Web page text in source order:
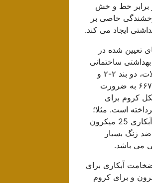
خط و خش
خاصی بر
ایجاد می کند.
تعیین شده در
ساختمانی
برای انواع شیرآلات، دو بند ۲-۲ و
۲-۶ به شماره ۶۶۷۹ به ضرورت
کروم برای
است. مثلا؛
عمر محصول با آبکاری 25 میکرون
زنگ بسیار
می باشد.
آبکاری برای
10 میکرون و برای کروم